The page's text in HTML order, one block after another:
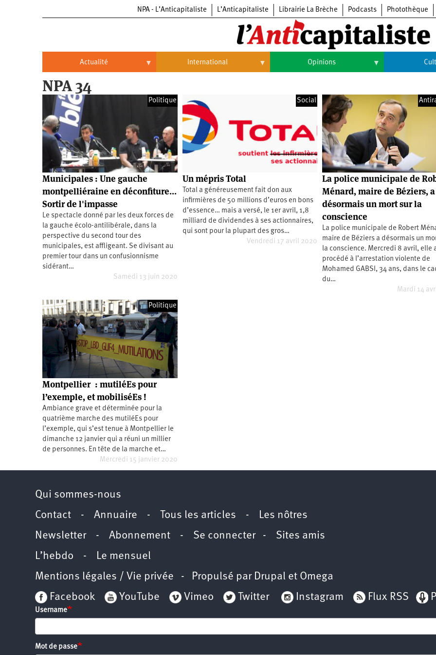
NPA - L’Anticapitaliste L’Anticapitaliste Librairie La Brèche Podcasts Photothèque
Actualité
Actualité
Politique
Entreprises
Entreprises
Automobile
Aéronautique
Commerce
Hôpitaux
SNCF
Services
Oppressions
Oppressions
Antiracisme
Féminisme
LGBTI
Économie
Écologie
Éducation
Santé
Vidéos
Dans
International
Brésil
Chine
États-
Unis
Continents
Continents
Afrique
Amérique
Amérique
Moyen-
Orient
Océanie
Opinions
Histoire Arts
Cinéma
Expositions
Livres
Musique
NPA 34
Politique
Municipales : Une gauche
montpelliéraine en déconfiture...
Sortir de l'impasse
Le spectacle donné par les deux forces de
la gauche écolo-antilibérale, dans la
perspective du second tour des
municipales, est affligeant. Se divisant au
premier tour dans un confusionnisme
sidérant…
Samedi 13 juin 2020
Social
Un mépris Total
Total a généreusement fait don aux
infirmières de 50 millions d’euros en bons
d’essence… mais a versé, le 1er avril, 1,8
milliard de dividendes à ses actionnaires,
qui sont pour la plupart des gros…
Vendredi 17 avril 2020
La police municipale de
Ménard, maire de Béziers, a
désormais un mort sur la
conscience
La police municipale de Robert
maire de Béziers a désormais un
la conscience. Mercredi 8 avril, elle
procédé à l’arrestation violente de
Mohamed GABSI, 34 ans, dans le
du…
Mardi 14
Politique
Montpellier : mutiléEs pour
l’exemple, et mobiliséEs !
Ambiance grave et déterminée pour la
quatrième marche des mutiléEs pour
l’exemple, qui s’est tenue à Montpellier le
dimanche 12 janvier qui a réuni un millier
de personnes. En tête de la marche et…
Mercredi 15 janvier 2020
Qui sommes-nous
Contact - Annuaire - Tous les articles - Les nôtres
Newsletter- Abonnement - Se connecter- Sites amis
L’hebdo - Le mensuel
Mentions légales / Vie privée - Propulsé par Drupal et Omega
Facebook
YouTube Vimeo Twitter Instagram Flux RSS
Username
Mot de passe